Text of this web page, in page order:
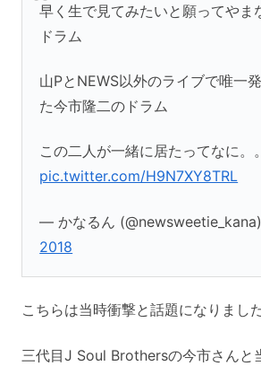
早く生で見てみたいと願ってやま
ドラム
山PとNEWS以外のライブで唯一
た今市隆二のドラム
この二人が一緒に居たってなに。。
pic.twitter.com/H9N7XY8TRL
— かなるん
2018
こちらは当時衝撃と話題になりました
三代目J Soul Brothersの今市さんと